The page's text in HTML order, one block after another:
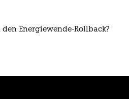
den Energiewende-Rollback?